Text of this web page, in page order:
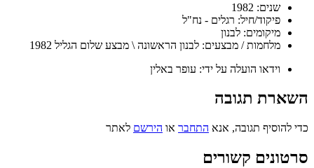
שנים:
פיקוד/חיל: רגלים - נח"ל
מיקומים: לבנון
מלחמות / מבצעים: לבנון הראשונה \ מבצע שלום הגליל 1982
וידאו הועלה על ידי: עופר באלין
השארת תגובה
כדי להוסיף תגובה, אנא התחבר או הירשם לאתר
סרטונים קשורים